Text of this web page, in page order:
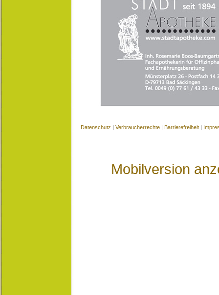
Datenschutz | Verbraucherrechte | Barrierefreiheit |
Mobilversion